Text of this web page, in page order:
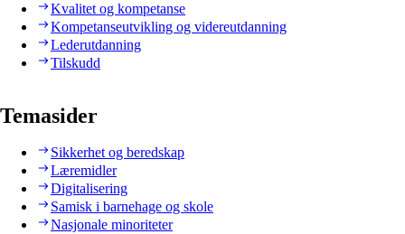
Kvalitet og kompetanse
Kompetanseutvikling og videreutdanning
Lederutdanning
Tilskudd
Temasider
Sikkerhet og beredskap
Læremidler
Digitalisering
Samisk i barnehage og skole
Nasjonale minoriteter